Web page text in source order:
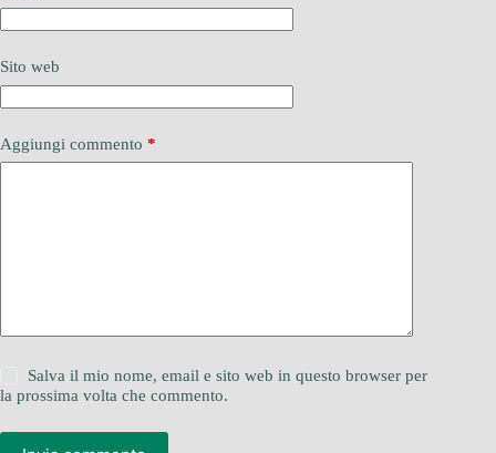
Sito web
Aggiungi commento *
Salva il mio nome, email e sito web in questo browser per
la prossima volta che commento.